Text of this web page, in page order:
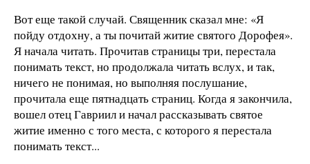
Вот еще такой случай. Священник сказал мне: «Я
пойду отдохну, а ты почитай житие святого Дорофея».
Я начала читать. Прочитав страницы три, перестала
понимать текст, но продолжала читать вслух, и так,
ничего не понимая, но выполняя послушание,
прочитала еще пятнадцать страниц. Когда я закончила,
вошел отец Гавриил и начал рассказывать святое
житие именно с того места, с которого я перестала
понимать текст...